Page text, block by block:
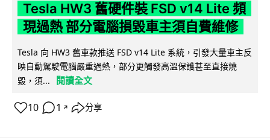
Tesla HW3 舊硬件裝 FSD v14 Lite 頻
現過熱 部分電腦損毀車主須自費維修
Tesla 向 HW3 舊車款推送 FSD v14 Lite 系統，引發大量車主反
映自動駕駛電腦嚴重過熱，部分更觸發高溫保護甚至直接燒
毀，須...
閱讀全文
10 1 ↗ 分享